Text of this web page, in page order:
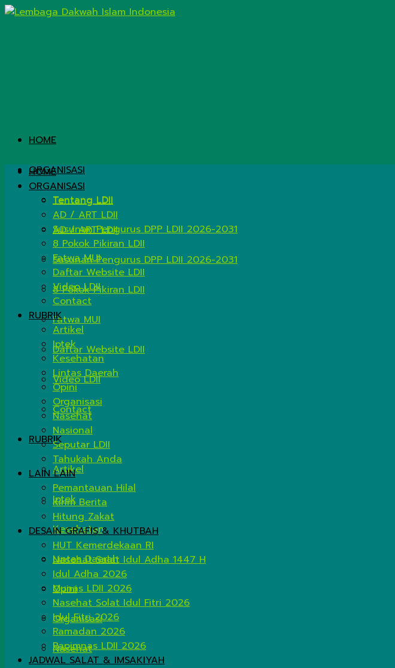
HOME
ORGANISASI
Tentang LDII
AD / ART LDII
Susunan Pengurus DPP LDII 2026-2031
8 Pokok Pikiran LDII
Fatwa MUI
Daftar Website LDII
Video LDII
Contact
RUBRIK
Artikel
Iptek
Kesehatan
Lintas Daerah
Opini
Organisasi
Nasehat
HOME
ORGANISASI
Tentang LDII
AD / ART LDII
Susunan Pengurus DPP LDII 2026-2031
8 Pokok Pikiran LDII
Fatwa MUI
Daftar Website LDII
Video LDII
Contact
RUBRIK
Artikel
Iptek
Kesehatan
Lintas Daerah
Opini
Organisasi
Nasehat
Nasional
Seputar LDII
Tahukah Anda
LAIN LAIN
Pemantauan Hilal
Kirim Berita
Hitung Zakat
DESAIN GRAFIS & KHUTBAH
HUT Kemerdekaan RI
Nasehat Salat Idul Adha 1447 H
Idul Adha 2026
Munas LDII 2026
Nasehat Solat Idul Fitri 2026
Idul Fitri 2026
Ramadan 2026
Rapimnas LDII 2026
JADWAL SALAT & IMSAKIYAH